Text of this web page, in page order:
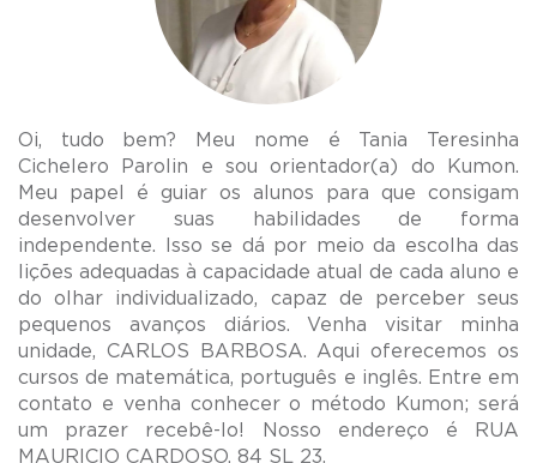
Oi, tudo bem? Meu nome é Tania Teresinha
Cichelero Parolin e sou orientador(a) do Kumon.
Meu papel é guiar os alunos para que consigam
desenvolver suas habilidades de forma
independente. Isso se dá por meio da escolha das
lições adequadas à capacidade atual de cada aluno e
do olhar individualizado, capaz de perceber seus
pequenos avanços diários. Venha visitar minha
unidade, CARLOS BARBOSA. Aqui oferecemos os
cursos de matemática, português e inglês. Entre em
contato e venha conhecer o método Kumon; será
um prazer recebê-lo! Nosso endereço é RUA